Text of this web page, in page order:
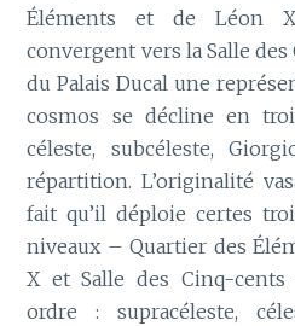
Éléments et de Léon
convergent vers la Salle
du Palais Ducal une
cosmos se décline en
céleste, subcéleste,
répartition. L’originalité
fait qu’il déploie certes
niveaux – Quartier des
X et Salle des Cinq-
ordre : supracéleste,